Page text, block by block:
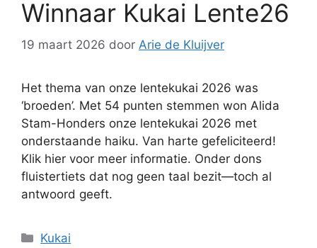
Winnaar Kukai Lente26
19 maart 2026 door Arie de Kluijver
Het thema van onze lentekukai 2026 was
‘broeden’. Met 54 punten stemmen won Alida
Stam-Honders onze lentekukai 2026 met
onderstaande haiku. Van harte gefeliciteerd!
Klik hier voor meer informatie. Onder dons
fluistertiets dat nog geen taal bezit—toch al
antwoord geeft.
Categorieën
Kukai